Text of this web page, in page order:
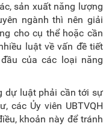
sản xuất năng lượng
ngành thì nên giải
cho cụ thể hoặc cần
luật về vấn đề tiết
của các loại năng
dự luật phải cần tới sự
các Ủy viên UBTVQH
khoản này để tránh